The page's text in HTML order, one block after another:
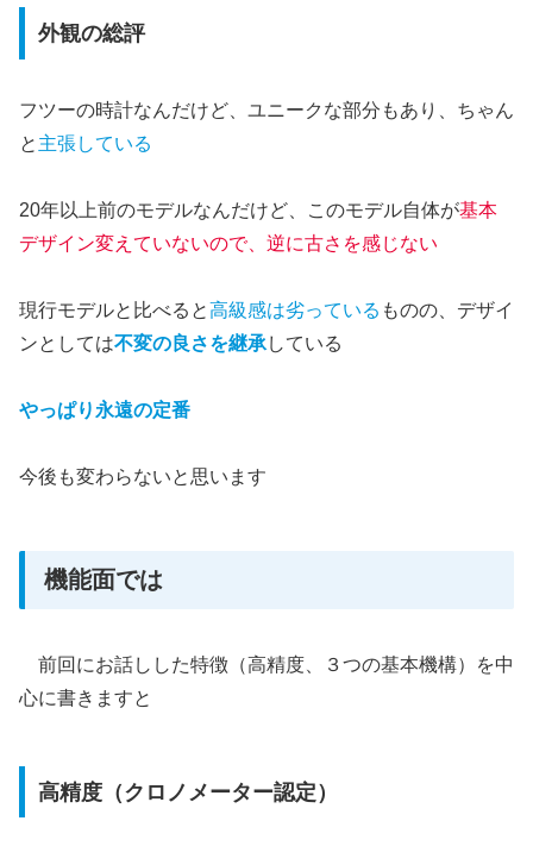
外観の総評
フツーの時計なんだけど、ユニークな部分もあり、ちゃん
と 主張している
20年以上前のモデルなんだけど、このモデル自体が基本
デザイン変えていないので、逆に古さを感じない
現行モデルと比べると高級感は劣っている ものの、デザイ
ンとしては不変の良さを継承している
やっぱり永遠の定番
今後も変わらないと思います
機能面では
前回にお話しした特徴（高精度、３つの基本機構）を中
心に書きますと
高精度（クロノメーター認定）